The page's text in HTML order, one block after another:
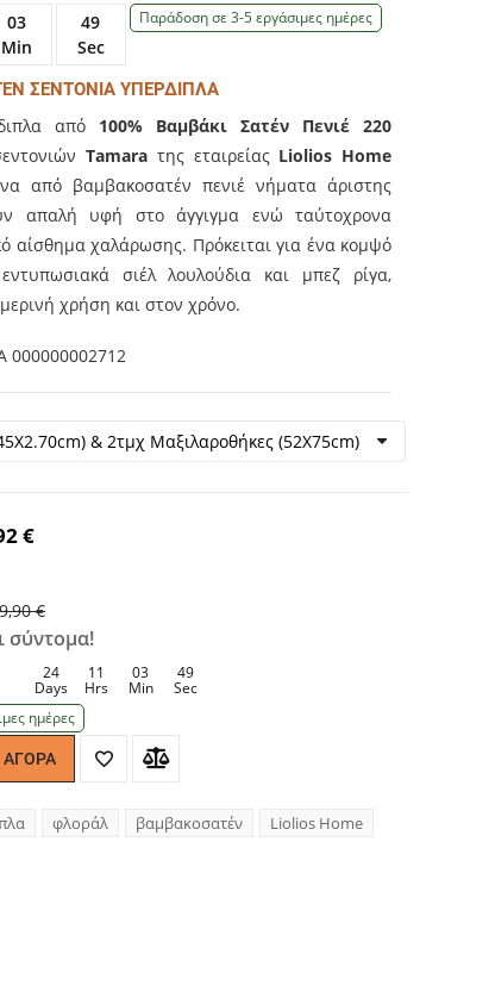
03
Min
48
Sec
Παράδοση σε 3-5 εργάσιμες ημέρες
ΣΕΝΤΟΝΙΑ ΥΠΕΡΔΙΠΛΑ
από 100% Βαμβάκι Σατέν Πενιέ 220
Tamara της εταιρείας Liolios Home
από βαμβακοσατέν πενιέ νήματα άριστης
απαλή υφή στο άγγιγμα ενώ ταύτοχρονα
αίσθημα χαλάρωσης. Πρόκειται για ένα κομψό
σιέλ λουλούδια και μπεζ ρίγα,
χρήση και στον χρόνο.
000000002712
€
€
σύντομα!
24
Days
11
Hrs
03
Min
48
Sec
ημέρες
ΑΓΟΡΆ
φλοράλ βαμβακοσατέν Liolios Home